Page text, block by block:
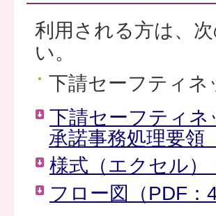
利用される方は、
い。
下請セーフティネ
下請セーフティネ
承諾事務処理要領
様式（エクセル
フロー図（PDF：